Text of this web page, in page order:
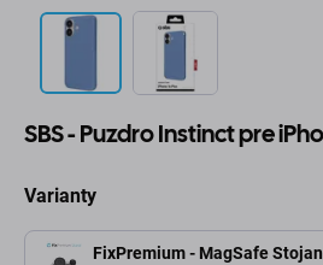
SBS - Puzdro Instinct pre
Varianty
FixPremium - MagSafe